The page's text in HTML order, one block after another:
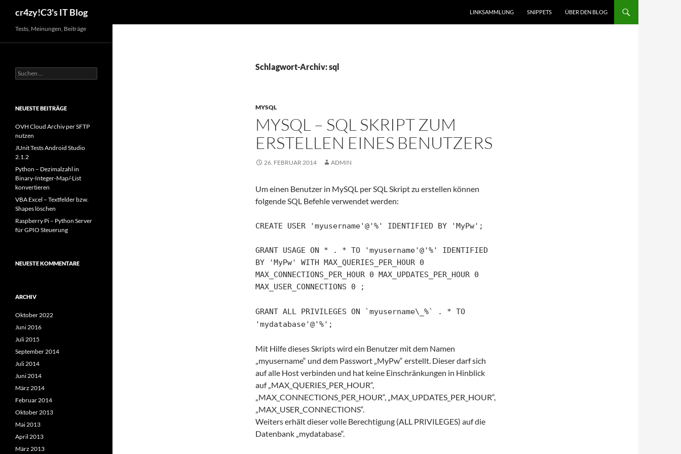
Zum
Inhalt
cr4zy!C3's IT Blog LINKSAMMLUNG SNIPPETS ÜBER DEN BLOG
Schlagwort-Archiv: sql
MYSQL
MYSQL – SQL SKRIPT ZUM
ERSTELLEN EINES BENUTZERS
26. FEBRUAR 2014 ADMIN
Um einen Benutzer in MySQL per SQL Skript zu erstellen können
folgende SQL Befehle verwendet werden:
CREATE USER 'myusername'@'%' IDENTIFIED BY 'MyPw';
GRANT USAGE ON * . * TO 'myusername'@'%' IDENTIFIED
BY 'MyPw' WITH MAX_QUERIES_PER_HOUR 0
MAX_CONNECTIONS_PER_HOUR 0 MAX_UPDATES_PER_HOUR 0
MAX_USER_CONNECTIONS 0 ;
GRANT ALL PRIVILEGES ON `myusername\_%` . * TO
'mydatabase'@'%';
Mit Hilfe dieses Skripts wird ein Benutzer mit dem Namen
„myusername“ und dem Passwort „MyPw“ erstellt. Dieser darf sich
auf alle Host verbinden und hat keine Einschränkungen in Hinblick
auf „MAX_QUERIES_PER_HOUR“,
„MAX_CONNECTIONS_PER_HOUR“, „MAX_UPDATES_PER_HOUR“,
„MAX_USER_CONNECTIONS“.
Weiters erhält dieser volle Berechtigung (ALL PRIVILEGES) auf die
Datenbank „mydatabase“.
Tests, Meinungen, Beiträge
Suchen
nach:
NEUESTE BEITRÄGE
OVH Cloud Archiv per SFTP
nutzen
JUnit Tests Android Studio
2.1.2
Python – Dezimalzahl in
Binary-Integer-Map/-List
konvertieren
VBA Excel – Textfelder bzw.
Shapes löschen
Raspberry Pi – Python Server
für GPIO Steuerung
NEUESTE KOMMENTARE
ARCHIV
Oktober 2022
Juni 2016
Juli 2015
September 2014
Juli 2014
Juni 2014
März 2014
Februar 2014
Oktober 2013
Mai 2013
April 2013
März 2013